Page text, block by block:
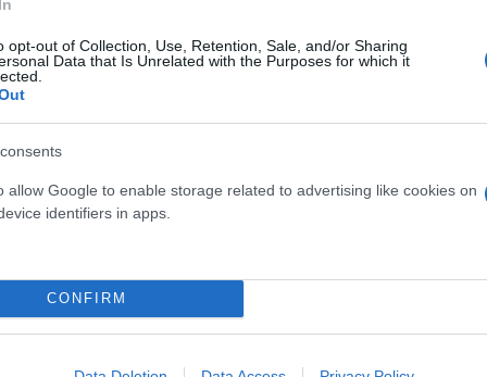
opt-out of Collection, Use, Retention, Sale, and/or Sharing
Data that Is Unrelated with the Purposes for which it
allow Google to enable storage related to advertising like cookies on
identifiers in apps.
CONFIRM
Ελλάδα - Τι ζητάνε οι νομικοί για τα
το ηλικιακό όριο σε Ελλάδα και Ευρώπη